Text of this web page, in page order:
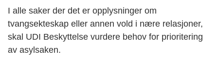
I alle saker der det er opplysninger om
tvangsekteskap eller annen vold i nære relasjoner,
skal UDI Beskyttelse vurdere behov for prioritering
av asylsaken.